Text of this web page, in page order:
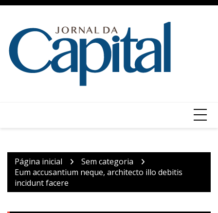
Ir
conteúdo
Página inicial
Sem categoria
Eum accusantium neque, architecto illo debitis
incidunt facere